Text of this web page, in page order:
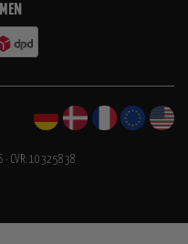
· CVR: 10325838